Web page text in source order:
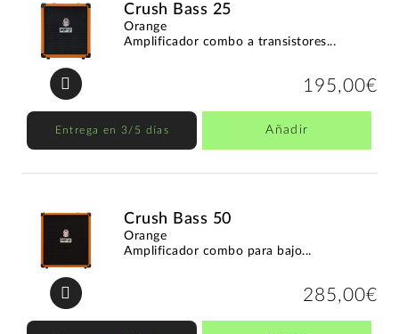
Crush Bass 25
Orange
Amplificador combo a transistores...
195,00€
Entrega en 3/5 días Añadir
Crush Bass 50
Orange
Amplificador combo para bajo...
285,00€